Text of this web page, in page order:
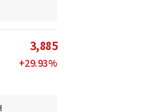
3,885
+29.93%